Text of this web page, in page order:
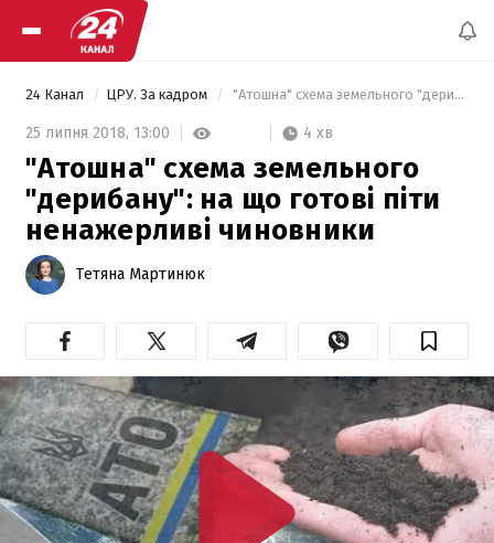
24 Канал ЦРУ. За кадром "Атошна" схема земельного "дерибану": на що готові піти ненажерливі чиновники
25 липня 2018, 13:00 4 хв
"Атошна" схема земельного
"дерибану": на що готові піти
ненажерливі чиновники
Тетяна Мартинюк